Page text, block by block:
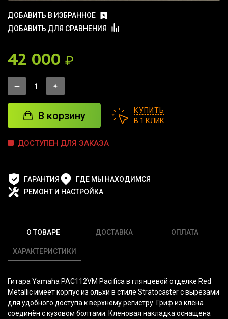
ДОБАВИТЬ В ИЗБРАННОЕ
ДОБАВИТЬ ДЛЯ СРАВНЕНИЯ
42 000 ₽
В корзину
КУПИТЬ
В 1 КЛИК
ДОСТУПЕН ДЛЯ ЗАКАЗА
ГАРАНТИЯ
ГДЕ МЫ НАХОДИМСЯ
РЕМОНТ И НАСТРОЙКА
О ТОВАРЕ
ХАРАКТЕРИСТИКИ
ДОСТАВКА ОПЛАТА
Гитара Yamaha PAC112VM Pacifica в глянцевой отделке Red
Metallic имеет корпус из ольхи в стиле Stratocaster с вырезами
для удобного доступа к верхнему регистру. Гриф из клёна
соединён с кузовом болтами. Кленовая накладка оснащена